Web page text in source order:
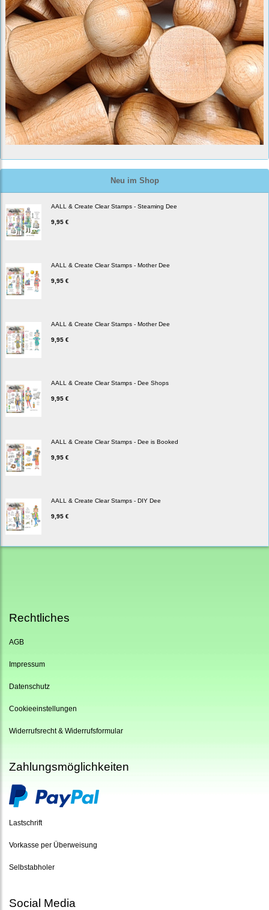
Neu im Shop
AALL & Create Clear Stamps - Steaming Dee
9,95 €
AALL & Create Clear Stamps - Mother Dee
9,95 €
AALL & Create Clear Stamps - Mother Dee
9,95 €
AALL & Create Clear Stamps - Dee Shops
9,95 €
AALL & Create Clear Stamps - Dee is Booked
9,95 €
AALL & Create Clear Stamps - DIY Dee
9,95 €
Rechtliches
AGB
Impressum
Datenschutz
Cookieeinstellungen
Widerrufsrecht & Widerrufsformular
Zahlungsmöglichkeiten
Lastschrift
Vorkasse per Überweisung
Selbstabholer
Social Media